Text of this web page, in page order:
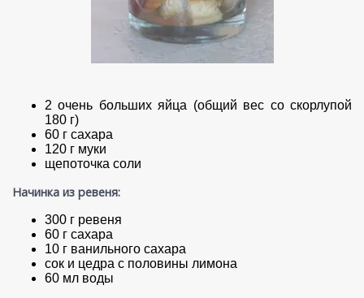
2 очень больших яйца (общий вес со скорлупой
180 г)
60 г сахара
120 г муки
щепоточка соли
Начинка из ревеня:
300 г ревеня
60 г сахара
10 г ванильного сахара
сок и цедра с половины лимона
60 мл воды